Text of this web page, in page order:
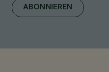
ABONNIEREN